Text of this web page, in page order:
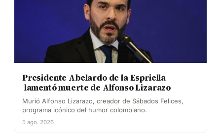
Presidente Abelardo de la Espriella
lamentó muerte de Alfonso Lizarazo
Murió Alfonso Lizarazo, creador de Sábados Felices,
programa icónico del humor colombiano.
5 ago. 2026